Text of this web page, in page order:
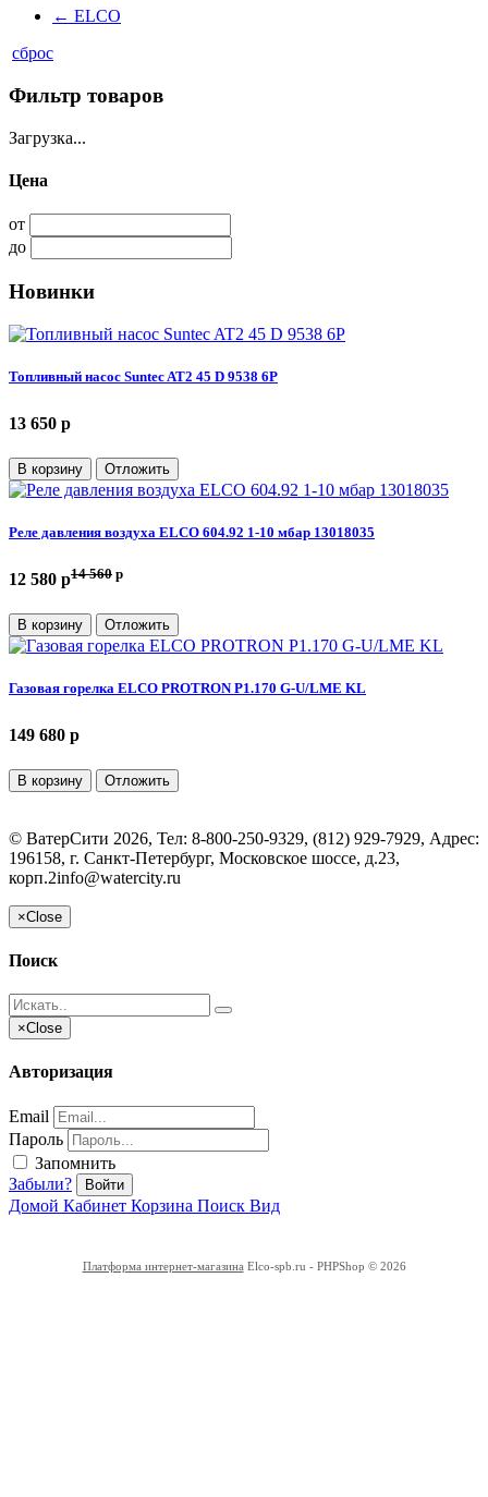
← ELCO
сброс
Фильтр товаров
Загрузка...
Цена
от
до
Новинки
Топливный насос Suntec AT2 45 D 9538 6P
13 650 p
В корзину Отложить
Реле давления воздуха ELCO 604.92 1-10 мбар 13018035
12 580 p14 560 p
В корзину Отложить
Газовая горелка ELCO PROTRON P1.170 G-U/LME KL
149 680 p
В корзину Отложить
© ВатерСити 2026, Тел: 8-800-250-9329, (812) 929-7929, Адрес:
196158, г. Санкт-Петербург, Московское шоссе, д.23,
корп.2info@watercity.ru
×Close
Поиск
×Close
Авторизация
Email
Пароль
Запомнить
Забыли?
Войти
Домой Кабинет Корзина Поиск Вид
Платформа интернет-магазина Elco-spb.ru - PHPShop © 2026